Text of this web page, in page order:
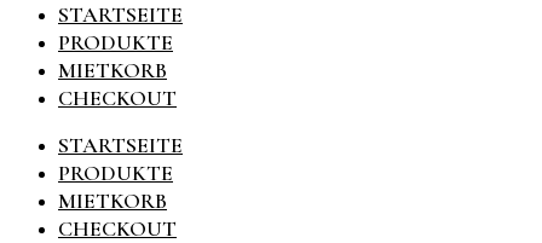
STARTSEITE
PRODUKTE
MIETKORB
CHECKOUT
STARTSEITE
PRODUKTE
MIETKORB
CHECKOUT